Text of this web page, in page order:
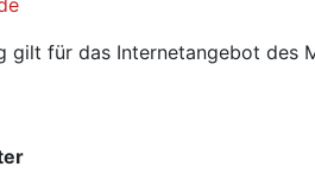
gilt für das Internetangebot des